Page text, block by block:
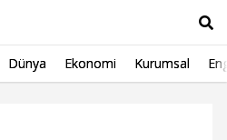
Dünya Ekonomi Kurumsal